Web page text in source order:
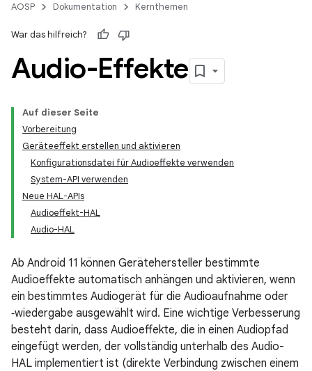
AOSP Dokumentation Kernthemen
War das hilfreich?
Audio-Effekte
Auf dieser Seite
Vorbereitung
Geräteeffekt erstellen und aktivieren
Konfigurationsdatei für Audioeffekte verwenden
System-API verwenden
Neue HAL-APIs
Audioeffekt-HAL
Audio-HAL
Ab Android 11 können Gerätehersteller bestimmte
Audioeffekte automatisch anhängen und aktivieren, wenn
ein bestimmtes Audiogerät für die Audioaufnahme oder
‑wiedergabe ausgewählt wird. Eine wichtige Verbesserung
besteht darin, dass Audioeffekte, die in einen Audiopfad
eingefügt werden, der vollständig unterhalb des Audio-
HAL implementiert ist (direkte Verbindung zwischen einem